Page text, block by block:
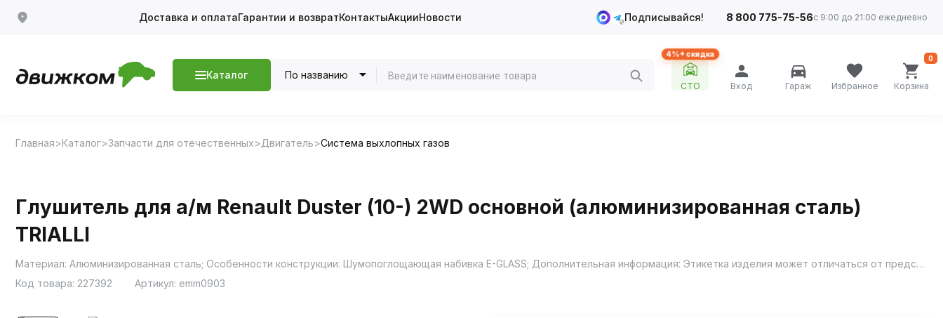
Доставка и оплатаГарантии и возвратКонтактыАкцииНовости Подписывайся! 8 800 775-75-56с 9:00 до 21:00 ежедневно
Каталог По названию
4%+ скидка
СТО Вход Гараж Избранное Корзина
0
Главная Каталог Запчасти для отечественных Двигатель Система выхлопных газов
Глушитель для а/м Renault Duster (10-) 2WD основной (алюминизированная сталь)
TRIALLI
Материал: Алюминизированная сталь; Особенности конструкции: Шумопоглощающая набивка E-GLASS; Дополнительная информация: Этикетка изделия может отличаться от представленной на фото; Форма изделия: Круг; Диаметр корпуса D-1, мм: 190; Длина корпуса камеры, мм: 400; Диаметр перфор.
Код товара: 227392 Артикул: emm0903